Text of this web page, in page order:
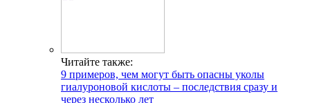
Читайте также:
9 примеров, чем могут быть опасны уколы
гиалуроновой кислоты – последствия сразу и
через несколько лет